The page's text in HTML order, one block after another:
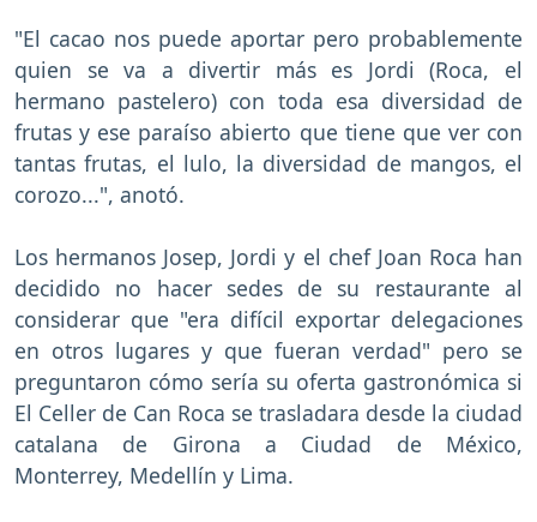
"El cacao nos puede aportar pero probablemente
quien se va a divertir más es Jordi (Roca, el
hermano pastelero) con toda esa diversidad de
frutas y ese paraíso abierto que tiene que ver con
tantas frutas, el lulo, la diversidad de mangos, el
corozo...", anotó.
Los hermanos Josep, Jordi y el chef Joan Roca han
decidido no hacer sedes de su restaurante al
considerar que "era difícil exportar delegaciones
en otros lugares y que fueran verdad" pero se
preguntaron cómo sería su oferta gastronómica si
El Celler de Can Roca se trasladara desde la ciudad
catalana de Girona a Ciudad de México,
Monterrey, Medellín y Lima.